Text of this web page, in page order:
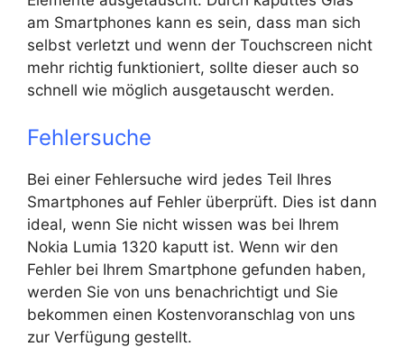
am Smartphones kann es sein, dass man sich
selbst verletzt und wenn der Touchscreen nicht
mehr richtig funktioniert, sollte dieser auch so
schnell wie möglich ausgetauscht werden.
Fehlersuche
Bei einer Fehlersuche wird jedes Teil Ihres
Smartphones auf Fehler überprüft. Dies ist dann
ideal, wenn Sie nicht wissen was bei Ihrem
Nokia Lumia 1320 kaputt ist. Wenn wir den
Fehler bei Ihrem Smartphone gefunden haben,
werden Sie von uns benachrichtigt und Sie
bekommen einen Kostenvoranschlag von uns
zur Verfügung gestellt.